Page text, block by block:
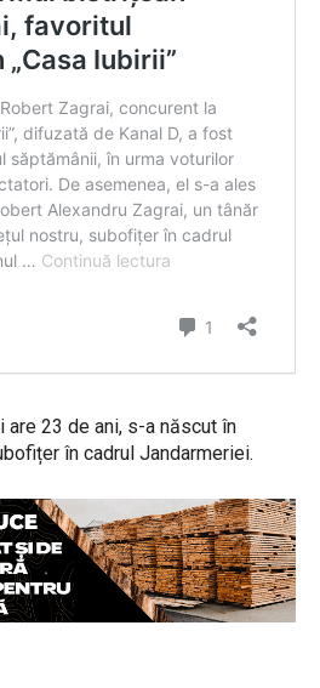
are 23 de ani, s-a născut în
în cadrul Jandarmeriei.